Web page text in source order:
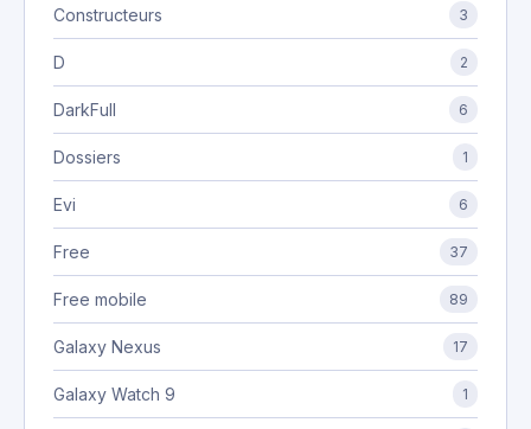
Constructeurs 3
D 2
DarkFull 6
Dossiers 1
Evi 6
Free 37
Free mobile 89
Galaxy Nexus 17
Galaxy Watch 9 1